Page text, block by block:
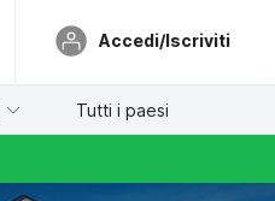
Accedi/Iscriviti
Tutti i paesi